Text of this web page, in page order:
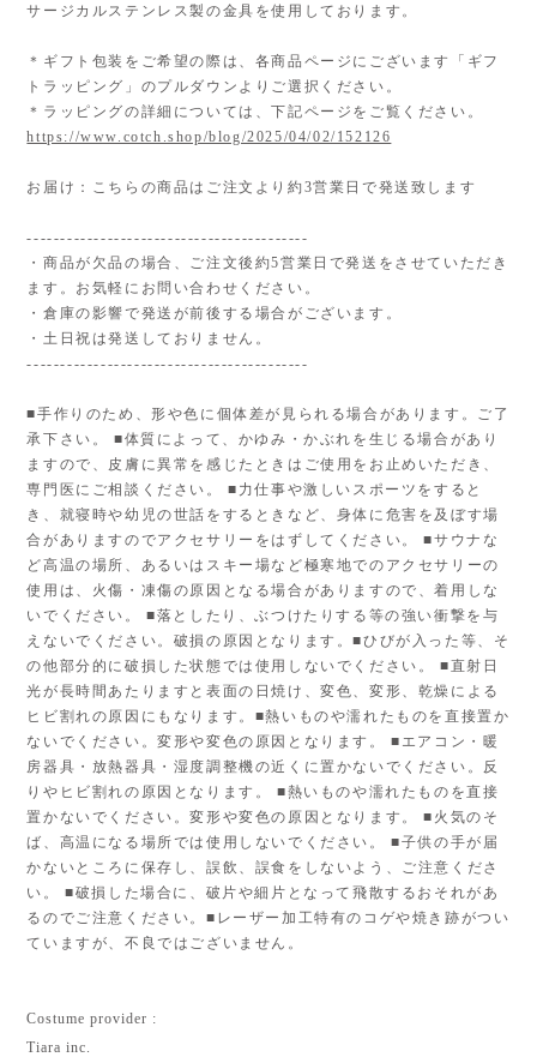
サージカルステンレス製の金具を使用しております。
＊ギフト包装をご希望の際は、各商品ページにございます「ギフ
トラッピング」のプルダウンよりご選択ください。
＊ラッピングの詳細については、下記ページをご覧ください。
https://www.cotch.shop/blog/2025/04/02/152126
お届け：こちらの商品はご注文より約3営業日で発送致します
------------------------------------------
・商品が欠品の場合、ご注文後約5営業日で発送をさせていただき
ます。お気軽にお問い合わせください。
・倉庫の影響で発送が前後する場合がございます。
・土日祝は発送しておりません。
------------------------------------------
■手作りのため、形や色に個体差が見られる場合があります。ご了
承下さい。 ■体質によって、かゆみ・かぶれを生じる場合があり
ますので、皮膚に異常を感じたときはご使用をお止めいただき、
専門医にご相談ください。 ■力仕事や激しいスポーツをすると
き、就寝時や幼児の世話をするときなど、身体に危害を及ぼす場
合がありますのでアクセサリーをはずしてください。 ■サウナな
ど高温の場所、あるいはスキー場など極寒地でのアクセサリーの
使用は、火傷・凍傷の原因となる場合がありますので、着用しな
いでください。 ■落としたり、ぶつけたりする等の強い衝撃を与
えないでください。破損の原因となります。■ひびが入った等、そ
の他部分的に破損した状態では使用しないでください。 ■直射日
光が長時間あたりますと表面の日焼け、変色、変形、乾燥による
ヒビ割れの原因にもなります。■熱いものや濡れたものを直接置か
ないでください。変形や変色の原因となります。 ■エアコン・暖
房器具・放熱器具・湿度調整機の近くに置かないでください。反
りやヒビ割れの原因となります。 ■熱いものや濡れたものを直接
置かないでください。変形や変色の原因となります。 ■火気のそ
ば、高温になる場所では使用しないでください。 ■子供の手が届
かないところに保存し、誤飲、誤食をしないよう、ご注意くださ
い。 ■破損した場合に、破片や細片となって飛散するおそれがあ
るのでご注意ください。■レーザー加工特有のコゲや焼き跡がつい
ていますが、不良ではございません。
Costume provider :
Tiara inc.